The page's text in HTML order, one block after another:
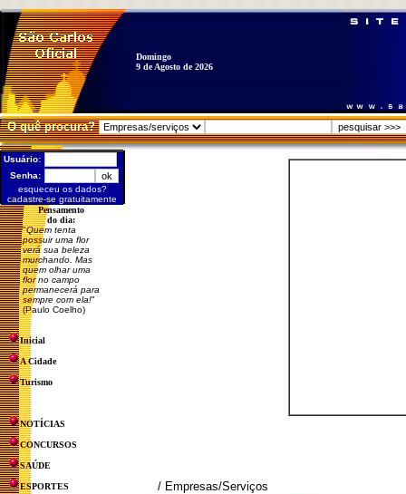
Domingo
9 de Agosto de 2026
O quê procura?
Usuário:
Senha:
esqueceu os dados?
cadastre-se gratuitamente
Pensamento
do dia:
"Quem tenta
possuir uma flor
verá sua beleza
murchando. Mas
quem olhar uma
flor no campo
permanecerá para
sempre com ela!"
(Paulo Coelho)
Inicial
A Cidade
Turismo
NOTÍCIAS
CONCURSOS
SAÚDE
ESPORTES / Empresas/Serviços